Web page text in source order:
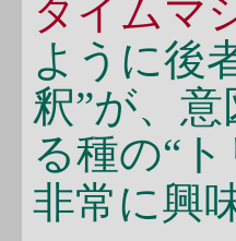
タイムマ
ように後
釈”が、
る種の“
非常に興